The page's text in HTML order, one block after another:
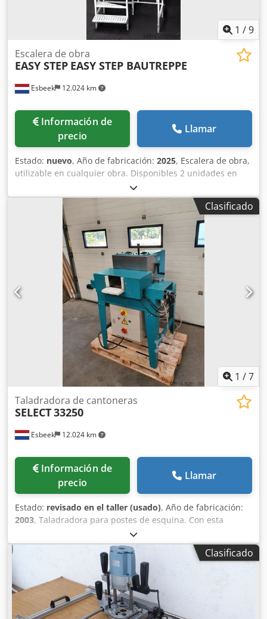
1 /9
Esbeek 12.024 km
Escalera de obra
EASY STEP EASY STEP BAUTREPPE
Información de
precio
Llamar
Estado: nuevo, Año de fabricación: 2025, Escalera de obra,
utilizable en cualquier obra. Disponibles 2 unidades en
stock. Cedpfxozhhl Io Al Asrf Puede ser montada por una
sola persona en 15 minutos. Se pueden montar 2 escaleras
una encima de otra. Escalera de medio giro, para la
izquierda y para la derecha. Una escalera completa se
puede almacenar en un palé estándar.
Clasificado
1 /7
Esbeek 12.024 km
Taladradora de cantoneras
SELECT33250
Información de
precio
Llamar
Estado: revisado en el taller (usado), Año de fabricación:
2003, Taladradora para postes de esquina. Con esta
máquina se pueden taladrar con precisión los postes de
esquina que se colocan uno encima del otro.
Independientemente de las dimensiones de los postes, la
máquina taladra dos orificios para tacos, lo que permite
montar los postes centrados uno sobre el otro. La máquina
ha sido revisada y está lista para su uso. Crjdpeg U U D
Rjfx Al Aef
Clasificado